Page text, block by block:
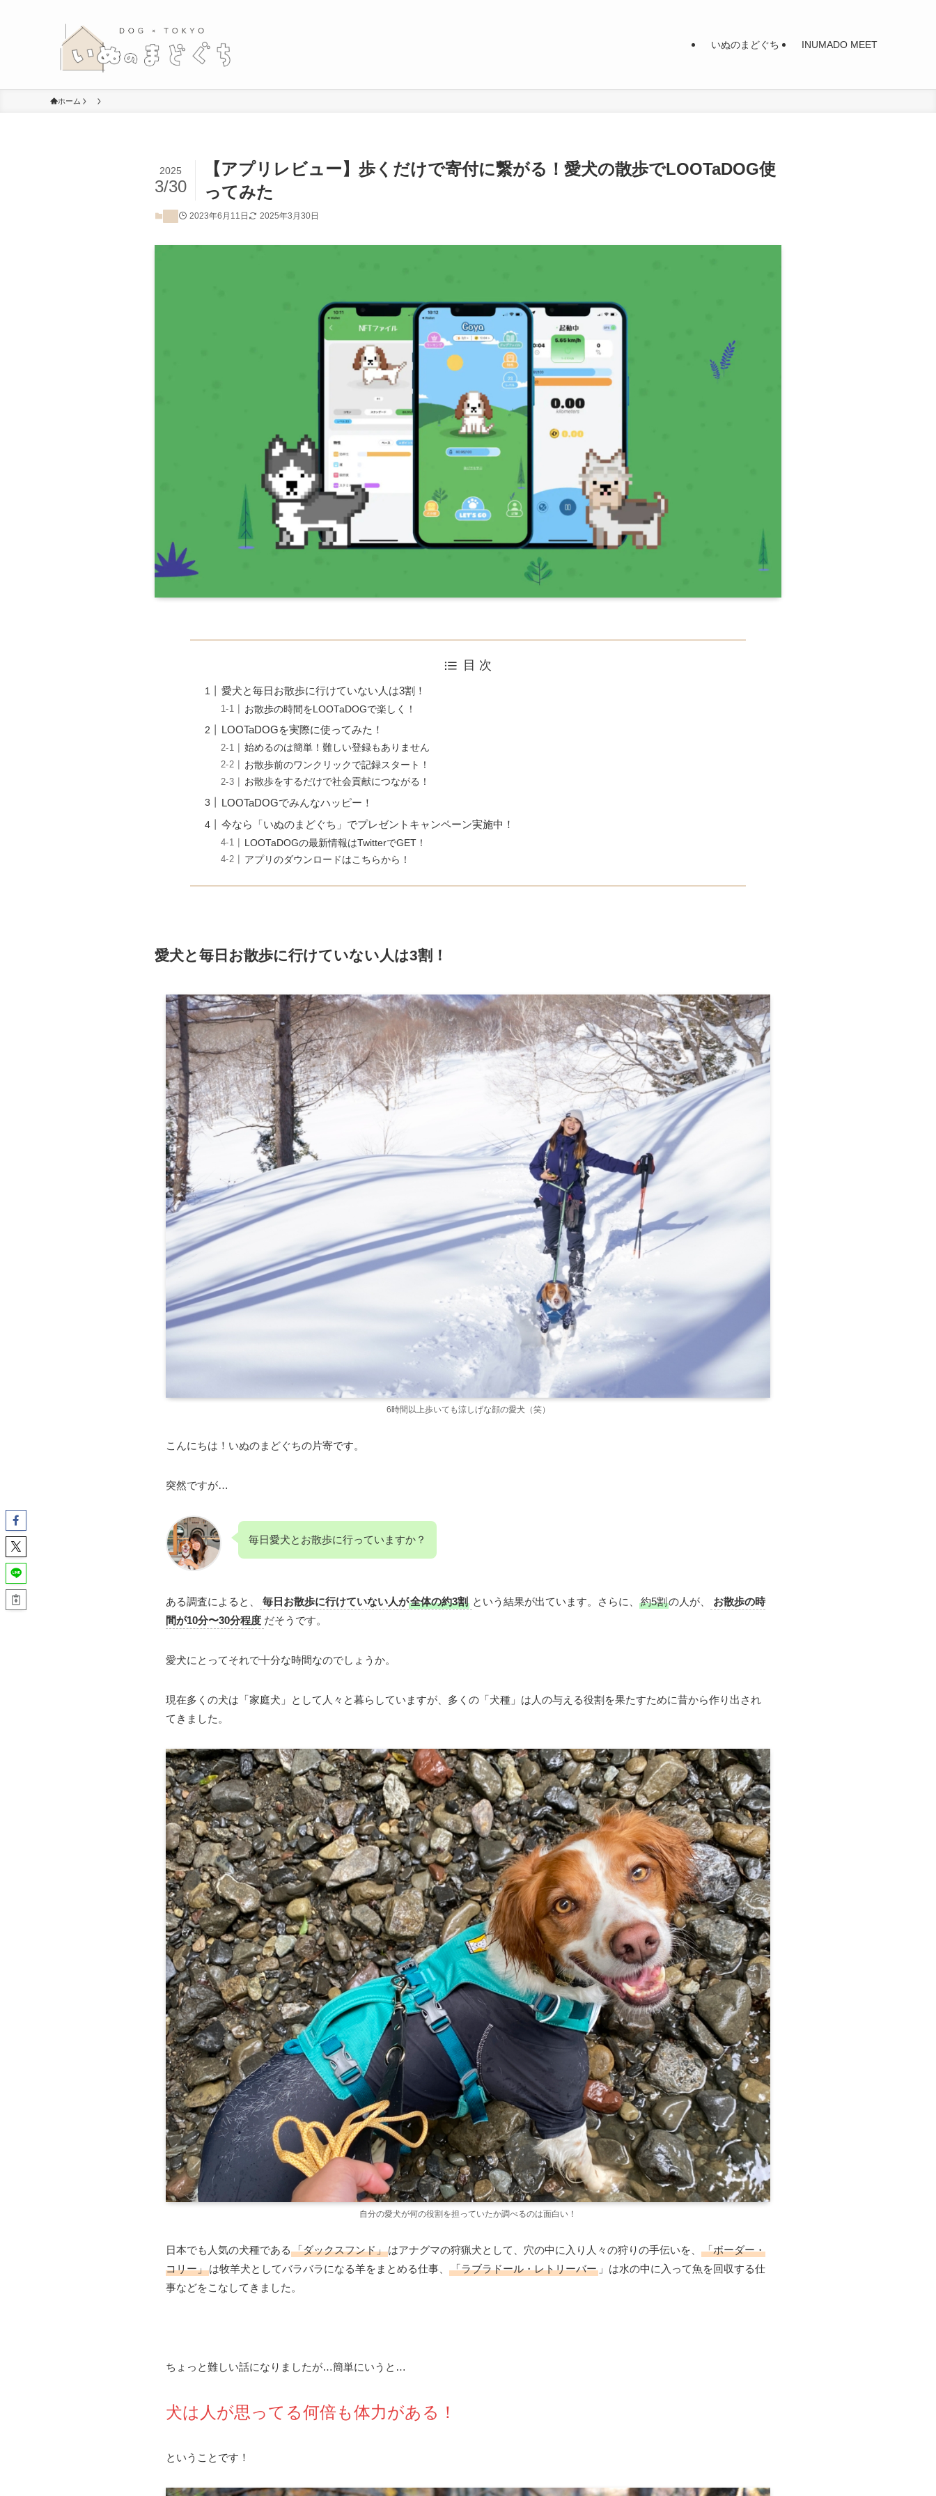
いぬのまどぐち INUMADO MEET
ホーム
【アプリレビュー】歩くだけで寄付に繋がる！愛犬の散歩でLOOTaDOG使
ってみた
2025
3/30
2023年6月11日 2025年3月30日
目 次
愛犬と毎日お散歩に行けていない人は3割！
お散歩の時間をLOOTaDOGで楽しく！
LOOTaDOGを実際に使ってみた！
始めるのは簡単！難しい登録もありません
お散歩前のワンクリックで記録スタート！
お散歩をするだけで社会貢献につながる！
LOOTaDOGでみんなハッピー！
今なら「いぬのまどぐち」でプレゼントキャンペーン実施中！
LOOTaDOGの最新情報はTwitterでGET！
アプリのダウンロードはこちらから！
愛犬と毎日お散歩に行けていない人は3割！
6時間以上歩いても涼しげな顔の愛犬（笑）
こんにちは！いぬのまどぐちの片寄です。
突然ですが…
毎日愛犬とお散歩に行っていますか？
ある調査によると、 毎日お散歩に行けていない人が全体の約3割 という結果が出ています。さらに、 約5割の人が、
お散歩の時
間が10分〜30分程度 だそうです。
愛犬にとってそれで十分な時間なのでしょうか。
現在多くの犬は「家庭犬」として人々と暮らしていますが、多くの「犬種」は人の与える役割を果たすために昔から作り出され
てきました。
自分の愛犬が何の役割を担っていたか調べるのは面白い！
日本でも人気の犬種である 「ダックスフンド」はアナグマの狩猟犬として、穴の中に入り人々の狩りの手伝いを、
「ボーダー・
コリー」は牧羊犬としてバラバラになる羊をまとめる仕事、 「ラブラドール・レトリーバー 」は水の中に入って魚を回収する仕
事などをこなしてきました。
ちょっと難しい話になりましたが…簡単にいうと…
犬は人が思ってる何倍も体力がある！
ということです！